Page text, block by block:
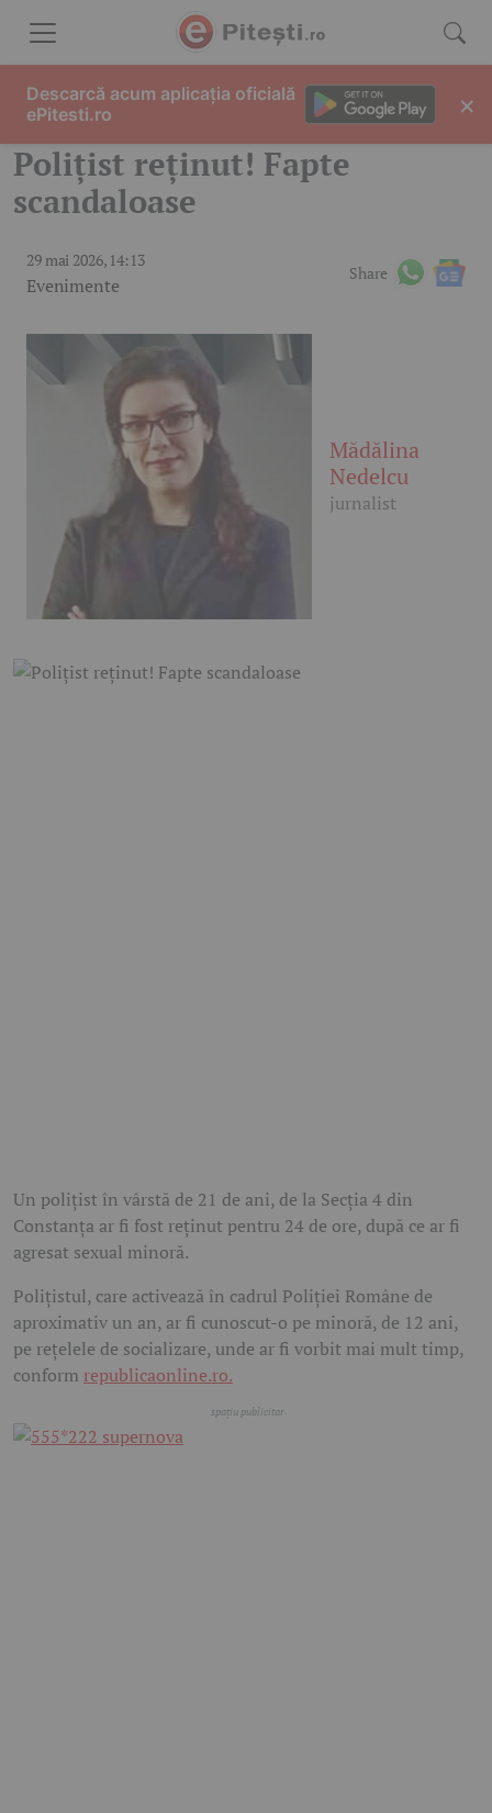
Polițist reținut! Fapte
scandaloase
29 mai 2026, 14:13
Evenimente
Share
Mădălina
Nedelcu
jurnalist
Un polițist în vârstă de 21 de ani, de la Secția 4 din
Constanța ar fi fost reținut pentru 24 de ore, după ce ar fi
agresat sexual minoră.
Polițistul, care activează în cadrul Poliției Române de
aproximativ un an, ar fi cunoscut-o pe minoră, de 12 ani,
pe rețelele de socializare, unde ar fi vorbit mai mult timp,
conform republicaonline.ro.
Descarcă acum aplicația oficială
ePitesti.ro
×